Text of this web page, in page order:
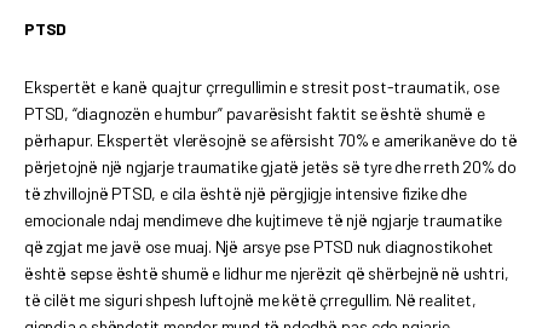
PTSD
Ekspertët e kanë quajtur çrregullimin e stresit post-traumatik, ose
PTSD, “diagnozën e humbur” pavarësisht faktit se është shumë e
përhapur. Ekspertët vlerësojnë se afërsisht 70% e amerikanëve do të
përjetojnë një ngjarje traumatike gjatë jetës së tyre dhe rreth 20% do
të zhvillojnë PTSD, e cila është një përgjigje intensive fizike dhe
emocionale ndaj mendimeve dhe kujtimeve të një ngjarje traumatike
që zgjat me javë ose muaj. Një arsye pse PTSD nuk diagnostikohet
është sepse është shumë e lidhur me njerëzit që shërbejnë në ushtri,
të cilët me siguri shpesh luftojnë me këtë çrregullim. Në realitet,